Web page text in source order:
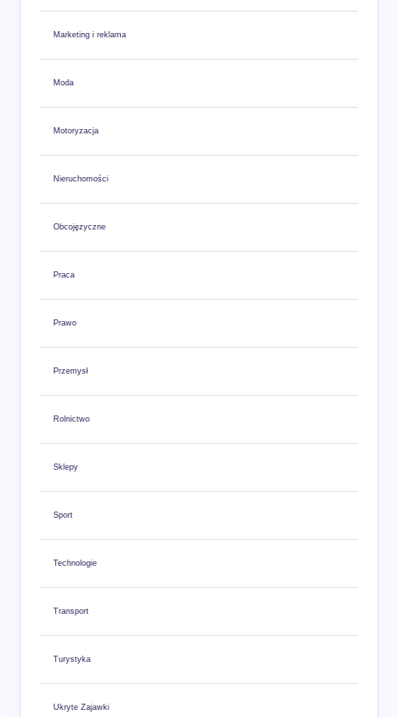
Marketing i reklama
Moda
Motoryzacja
Nieruchomości
Obcojęzyczne
Praca
Prawo
Przemysł
Rolnictwo
Sklepy
Sport
Technologie
Transport
Turystyka
Ukryte Zajawki